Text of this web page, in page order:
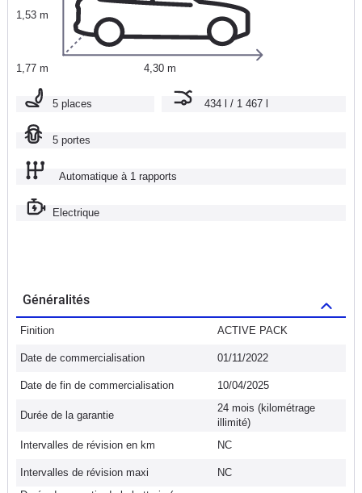
1,53 m
1,77 m 4,30 m
5 places 434 l / 1 467 l
5 portes
Automatique à 1 rapports
Electrique
Généralités
Finition ACTIVE PACK
Date de commercialisation 01/11/2022
Date de fin de commercialisation 10/04/2025
Durée de la garantie
24 mois (kilométrage
illimité)
Intervalles de révision en km
NC
Intervalles de révision maxi
NC